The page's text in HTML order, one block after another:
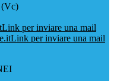
(Vc)
Link per inviare una mail
Link per inviare una mail